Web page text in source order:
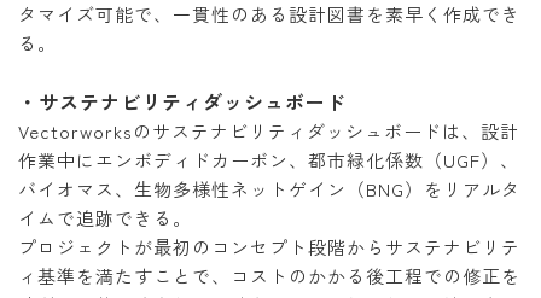
タマイズ可能で、一貫性のある設計図書を素早く作成でき
る。
・サステナビリティダッシュボード
Vectorworksのサステナビリティダッシュボードは、設計
作業中にエンボディドカーボン、都市緑化係数（UGF）、
バイオマス、生物多様性ネットゲイン（BNG）をリアルタ
イムで追跡できる。
プロジェクトが最初のコンセプト段階からサステナビリテ
ィ基準を満たすことで、コストのかかる後工程での修正を